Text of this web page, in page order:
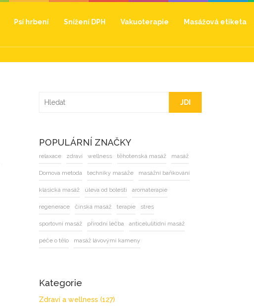
Psí hrbení Snížení DPH Vakuoterapie Masážová etiketa
JDI
POPULÁRNÍ ZNAČKY
relaxace zdraví wellness těhotenská masáž masáž
Dornova metoda techniky masáže masážní baňkování
klasická masáž úleva od bolesti aromaterapie
regenerace čínská masáž terapie stres
sportovní masáž přírodní léčba anticelulitidní masáž
péče o tělo masáž lávovými kameny
Kategorie
Zdraví a wellness (127)